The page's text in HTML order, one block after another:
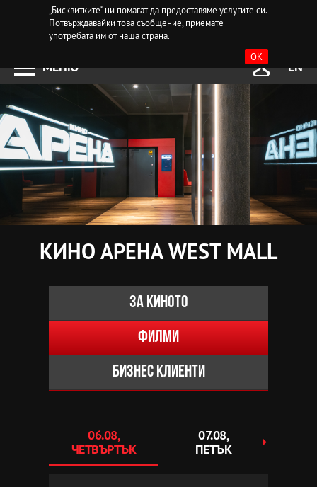
„Бисквитките“ ни помагат да предоставяме услугите си.
Потвърждавайки това съобщение, приемате
употребата им от наша страна.
OK
МЕНЮ EN
КИНО АРЕНА WEST MALL
За киното
Филми
Бизнес клиенти
06.08,
ЧЕТВЪРТЪК
07.08,
ПЕТЪК